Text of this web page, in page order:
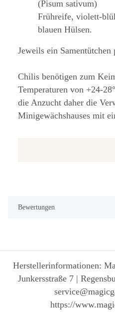
(Pisum sativum)
Frühreife, violett-
blauen Hülsen.
Jeweils ein Samentütchen
Chilis benötigen zum
Temperaturen von +24-
die Anzucht daher die
Minigewächshauses mit
Bewertungen
Herstellerinformationen:
Junkersstraße 7 |
https://